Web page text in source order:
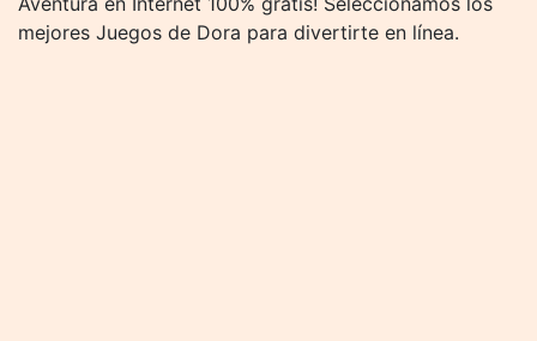
mejores Juegos de Dora para divertirte en línea.